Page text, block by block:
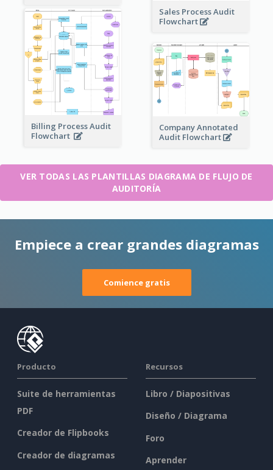
Sales Process Audit
Flowchart
Billing Process Audit
Flowchart
Company Annotated
Audit Flowchart
VER TODAS LAS PLANTILLAS DIAGRAMA DE FLUJO DE
AUDITORÍA
Empiece a crear grandes diagramas
Comience gratis
Producto
Suite de herramientas
PDF
Creador de Flipbooks
Creador de diagramas
Recursos
Libro / Diapositivas
Diseño / Diagrama
Foro
Aprender